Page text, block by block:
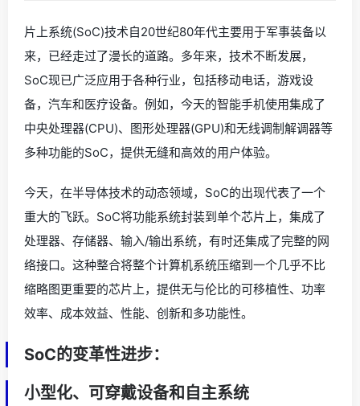
片上系统(SoC)技术自20世纪80年代主要用于军事装备以
来，已经走过了漫长的道路。多年来，技术不断发展，
SoC现已广泛应用于各种行业，包括移动电话，游戏设
备，汽车和医疗设备。例如，今天的智能手机使用集成了
中央处理器(CPU)、图形处理器(GPU)和无线调制解调器等
多种功能的SoC，提供无缝和高效的用户体验。
今天，在半导体技术的动态领域，SoC的出现代表了一个
重大的飞跃。SoC将功能系统封装到单个芯片上，集成了
处理器、存储器、输入/输出系统，有时还集成了完整的网
络接口。这种整合将整个计算机系统压缩到一个几乎不比
缩略图更重要的芯片上，提供无与伦比的可移植性、功率
效率、成本效益、性能、创新和多功能性。
SoC的变革性进步：
小型化、可穿戴设备和自主系统